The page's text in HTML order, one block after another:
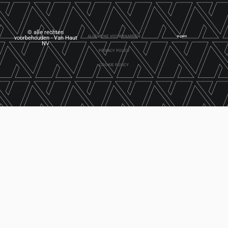
© alle rechten
voorbehouden - Van Haut
NV
ALGEMENE VOORWAARDEN
PRIVACY POLICY
COOKIE POLICY